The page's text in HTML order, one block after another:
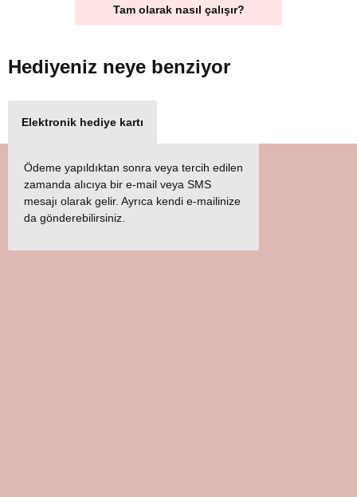
Tam olarak nasıl çalışır?
Hediyeniz neye benziyor
Elektronik hediye kartı
Ödeme yapıldıktan sonra veya tercih edilen
zamanda alıcıya bir e-mail veya SMS
mesajı olarak gelir. Ayrıca kendi e-mailinize
da gönderebilirsiniz.